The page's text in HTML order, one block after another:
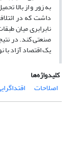
به زور و از بالا
داشت که در
صنعتی کند. در
یک اقتصاد آزاد
کلیدواژه‌ها
اصلاحات